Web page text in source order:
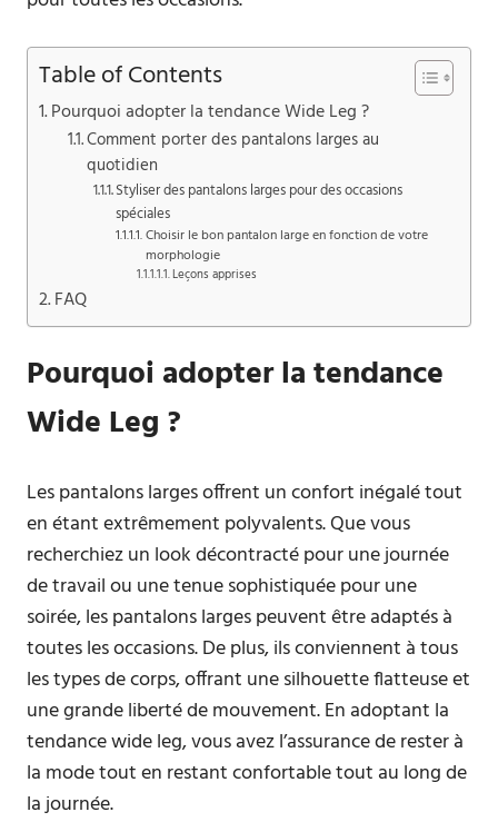
Table of Contents
Pourquoi adopter la tendance Wide Leg ?
Comment porter des pantalons larges au
quotidien
Styliser des pantalons larges pour des occasions
spéciales
Choisir le bon pantalon large en fonction de votre
morphologie
Leçons apprises
FAQ
Pourquoi adopter la tendance
Wide Leg ?
Les pantalons larges offrent un confort inégalé tout
en étant extrêmement polyvalents. Que vous
recherchiez un look décontracté pour une journée
de travail ou une tenue sophistiquée pour une
soirée, les pantalons larges peuvent être adaptés à
toutes les occasions. De plus, ils conviennent à tous
les types de corps, offrant une silhouette flatteuse et
une grande liberté de mouvement. En adoptant la
tendance wide leg, vous avez l’assurance de rester à
la mode tout en restant confortable tout au long de
la journée.